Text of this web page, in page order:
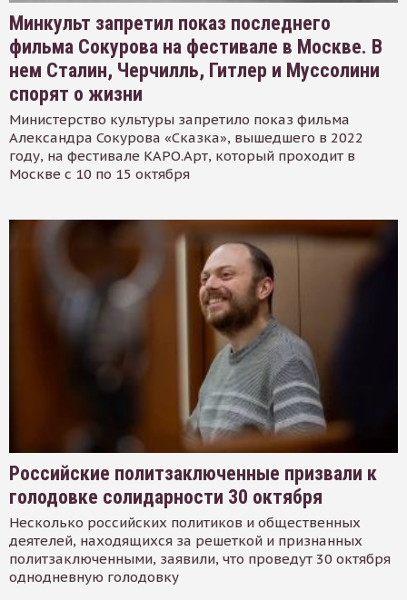
Минкульт запретил показ последнего
фильма Сокурова на фестивале в Москве. В
нем Сталин, Черчилль, Гитлер и Муссолини
спорят о жизни
Министерство культуры запретило показ фильма
Александра Сокурова «Сказка», вышедшего в 2022
году, на фестивале КАРО.Арт, который проходит в
Москве с 10 по 15 октября
Российские политзаключенные призвали к
голодовке солидарности 30 октября
Несколько российских политиков и общественных
деятелей, находящихся за решеткой и признанных
политзаключенными, заявили, что проведут 30 октября
однодневную голодовку